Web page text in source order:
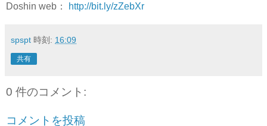
Doshin web： http://bit.ly/zZebXr
spspt 時刻: 16:09
共有
0 件のコメント:
コメントを投稿